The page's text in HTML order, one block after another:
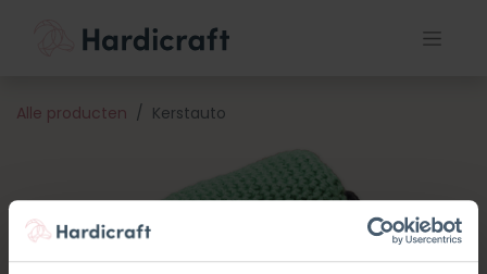
Alle producten Kerstauto